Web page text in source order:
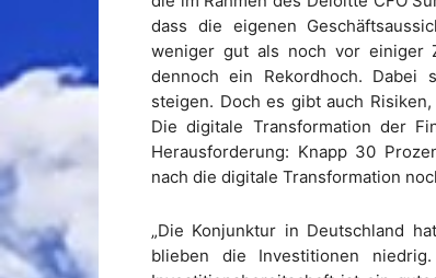
dass die eigenen
weniger gut als noch vor einiger
dennoch ein Rekordhoch. Dabei
steigen. Doch es gibt auch
Die digitale Transformation der
Herausforderung: Knapp 30
nach die digitale Transformation
„Die Konjunktur in Deutschland
blieben die Investitionen